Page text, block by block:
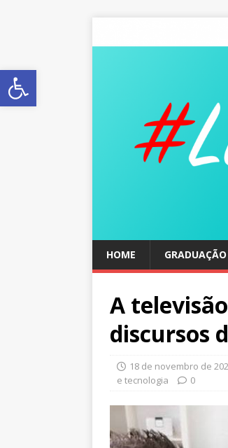
Abrir a barra de
HOME GRADUAÇÃO
A
discursos
18 de novembro de
e tecnologia
0